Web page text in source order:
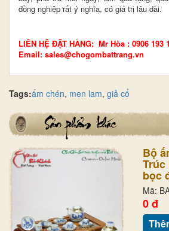
đồng nghiệp rất ý nghĩa, có giá trị lâu dài.
LIÊN HỆ ĐẶT HÀNG: Mr Hòa : 0906 193
Email: sales@chogombattrang.vn
Tags:ấm chén, men lam, giả cổ
Bộ
Trúc
bọc
Mã:
0 đ